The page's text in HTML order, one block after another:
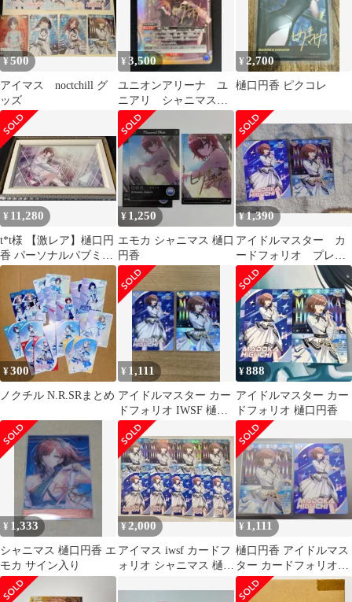
¥500
アイマス noctchill グ
ッズ
¥3,500
ユニオンアリーナ ユ
ニアリ シャニマス
樋口円香 R パラレル
¥ 2,700
樋口円香 ピクコレ
¥ 11,280
t*t様 【激レア】樋口円
香 パーソナルパブミラ
ー アイドルマスター シ
ャイニー
¥ 1,250
エモカ シャニマス 樋口
円香
¥ 1,390
アイドルマスター カ
ードフォリオ プレミ
アムパック IWSF 樋
口円香 SSR
¥300
ノクチル N.R.SRまとめ
¥ 1,111
アイドルマスター カー
ドフォリオ IWSF 樋口
円香 SSR サイン
¥888
アイドルマスター カー
ドフォリオ 樋口円香
¥ 1,333
シャニマス 樋口円香 エ
モカ サイン入り
¥2,000
アイマス iwsf カードフ
ォリオ シャニマス 樋口
¥ 1,111
樋口円香 アイドルマス
ター カードフォリオ
IWSF SSR R セット